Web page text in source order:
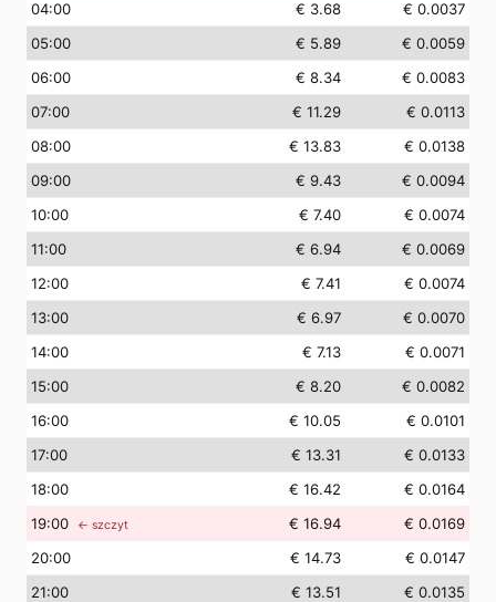
04:00 € 3.68
€ 0.0037
05:00 € 5.89
€ 0.0059
06:00 € 8.34
€ 0.0083
07:00 € 11.29
€ 0.0113
08:00 € 13.83
€ 0.0138
09:00 € 9.43
€ 0.0094
10:00 € 7.40
€ 0.0074
11:00 € 6.94
€ 0.0069
12:00 € 7.41
€ 0.0074
13:00 € 6.97
€ 0.0070
14:00 € 7.13
€ 0.0071
15:00 € 8.20
€ 0.0082
16:00 € 10.05
€ 0.0101
17:00 € 13.31
€ 0.0133
18:00 € 16.42
€ 0.0164
19:00 ← szczyt € 16.94
€ 0.0169
20:00 € 14.73
€ 0.0147
21:00 € 13.51
€ 0.0135